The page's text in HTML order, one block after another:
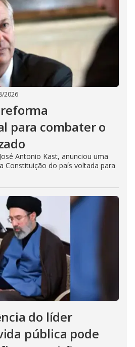
2026
para combater o
Antonio Kast, anunciou uma
Constituição do país voltada para
do líder
pública pode